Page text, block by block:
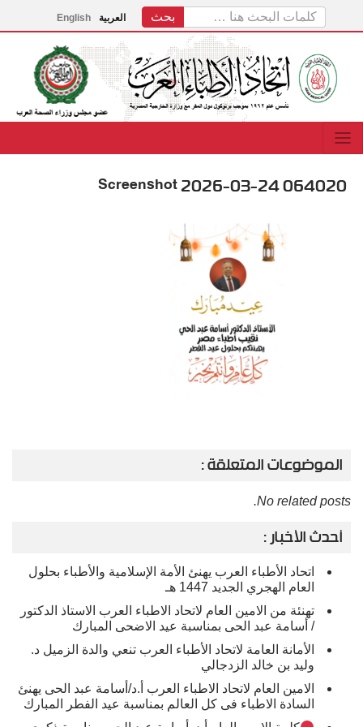
العربية English
Screenshot 2026-03-24 064020
الموضوعات المتعلقة :
No related posts.
أحدث الأخبار :
اتحاد الأطباء العرب يهنئ الأمة الإسلامية والأطباء بحلول
العام الهجري الجديد 1447 هـ
تهنئة من الامين العام لاتحاد الاطباء العرب الاستاذ الدكتور
/ أسامة عبد الحى بمناسبة عيد الاضحى المبارك
الأمانة العامة لاتحاد الأطباء العرب تنعي والدة الزميل د.
وليد بن خالد الزدجالي
الامين العام لاتحاد الاطباء العرب أ.د/أسامة عبد الحى يهنئ
السادة الاطباء فى كل العالم بمناسبة عيد الفطر المبارك